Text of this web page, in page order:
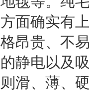
方面确实有
格昂贵、不
的静电以及
则滑、薄、